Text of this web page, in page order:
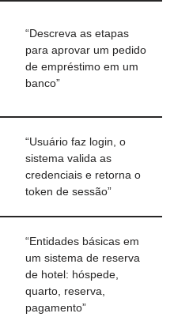
“Descreva as etapas
para aprovar um pedido
de empréstimo em um
banco”
“Usuário faz login, o
sistema valida as
credenciais e retorna o
token de sessão”
“Entidades básicas em
um sistema de reserva
de hotel: hóspede,
quarto, reserva,
pagamento”